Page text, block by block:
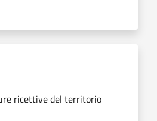
ricettive del territorio